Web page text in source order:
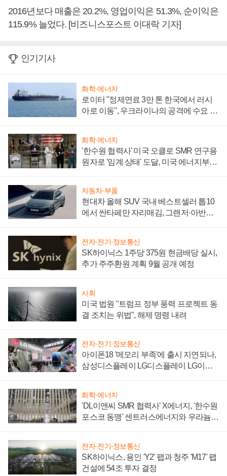
2016년보다 매출은 20.2%, 영업이익은 51.3%, 순이익은
115.9% 늘었다. [비즈니스포스트 이대락 기자]
인기기사
화학·에너지
로이터 "정제연료 3만 톤 한국에서 러시
아로 이동", 우크라이나의 공격에 수요 늘
화학·에너지
'한수원 협력사' 미국 오클로 SMR 연구용
원자로 '임계 상태' 도달, 미국 에너지부
자동차·부품
현대차 올해 SUV 국내 베스트셀러 톱10
에서 싼타페만 자리매김, 그랜저·아반떼
전자·전기·정보통신
SK하이닉스 1주당 375원 현금배당 실시,
추가 주주환원 계획 9월 공개 예정
사회
미국 법원 "트럼프 정부 풍력 프로젝트 동
결 조치는 위법", 해제 명령 내려
전자·전기·정보통신
아이폰18 '메모리 부족'에 출시 지연되나,
삼성디스플레이 LG디스플레이 LG이노
화학·에너지
'DL이앤씨 SMR 협력사' X에너지, '한수원
포스코 동맹' 센트러스에너지와 우라늄
전자·전기·정보통신
SK하이닉스, 용인 'Y2' 팹과 청주 'M17' 팹
건설에 54조 투자 결정